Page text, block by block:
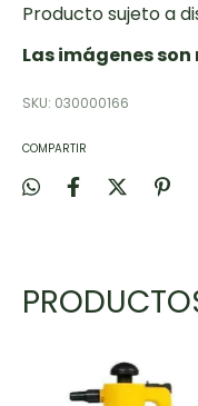
Producto sujeto a
Las imágenes
SKU: 030000166
COMPARTIR